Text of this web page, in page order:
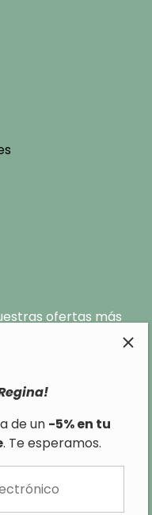
de un -5% en tu
. Te esperamos.
ofertas más